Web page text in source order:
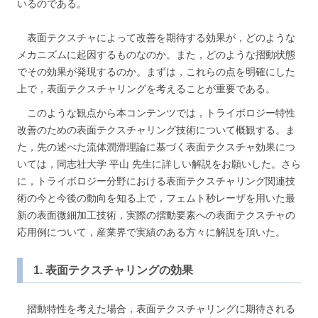
いるのである。
表面テクスチャによって改善を期待する効果が，どのような
メカニズムに起因するものなのか。また，どのような摺動状態
でその効果が発現するのか。まずは，これらの点を明確にした
上で，表面テクスチャリングを考えることが重要である。
このような観点から本コンテンツでは，トライボロジー特性
改善のための表面テクスチャリング技術について概観する。ま
た，先の述べた流体潤滑理論に基づく表面テクスチャ効果につ
いては，同志社大学 平山 先生に詳しい解説をお願いした。さら
に，トライボロジー分野における表面テクスチャリング関連技
術の今と今後の動向を知る上で，フェムト秒レーザを用いた最
新の表面微細加工技術，実際の摺動要素への表面テクスチャの
応用例について，産業界で実績のある方々に解説を頂いた。
1. 表面テクスチャリングの効果
摺動特性を考えた場合，表面テクスチャリングに期待される